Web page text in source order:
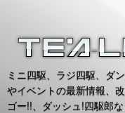
ミニ四駆、ラジ四駆、ダ
やイベントの最新情報、
ゴー!!、ダッシュ!四駆郎な